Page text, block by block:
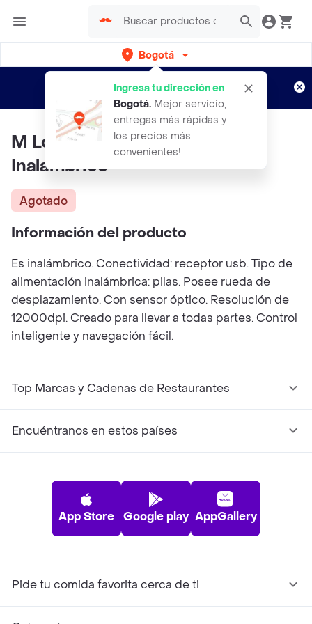
Bogotá
Ingresa tu dirección en
Bogotá. Mejor servicio,
entregas más rápidas y
los precios más
convenientes!
envíos gratis por semanas
Aplican TyC
M Logitech G305 Menta
Inalambrico
Agotado
Información del producto
Es inalámbrico. Conectividad: receptor usb. Tipo de
alimentación inalámbrica: pilas. Posee rueda de
desplazamiento. Con sensor óptico. Resolución de
12000dpi. Creado para llevar a todas partes. Control
inteligente y navegación fácil.
Top Marcas y Cadenas de Restaurantes
Encuéntranos en estos países
App Store Google play AppGallery
Pide tu comida favorita cerca de ti